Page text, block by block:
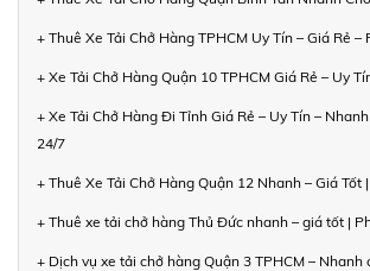
+ Thuê Xe Tải Chở Hàng TPHCM Uy Tín – Giá Rẻ –
+ Xe Tải Chở Hàng Quận 10 TPHCM Giá Rẻ – Uy
+ Xe Tải Chở Hàng Đi Tỉnh Giá Rẻ – Uy Tín –
24/7
+ Thuê Xe Tải Chở Hàng Quận 12 Nhanh – Giá Tốt
+ Thuê xe tải chở hàng Thủ Đức nhanh – giá tốt |
+ Dịch vụ xe tải chở hàng Quận 3 TPHCM – Nhanh